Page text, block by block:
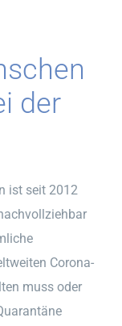
der
ist seit 2012
Corona-
muss oder